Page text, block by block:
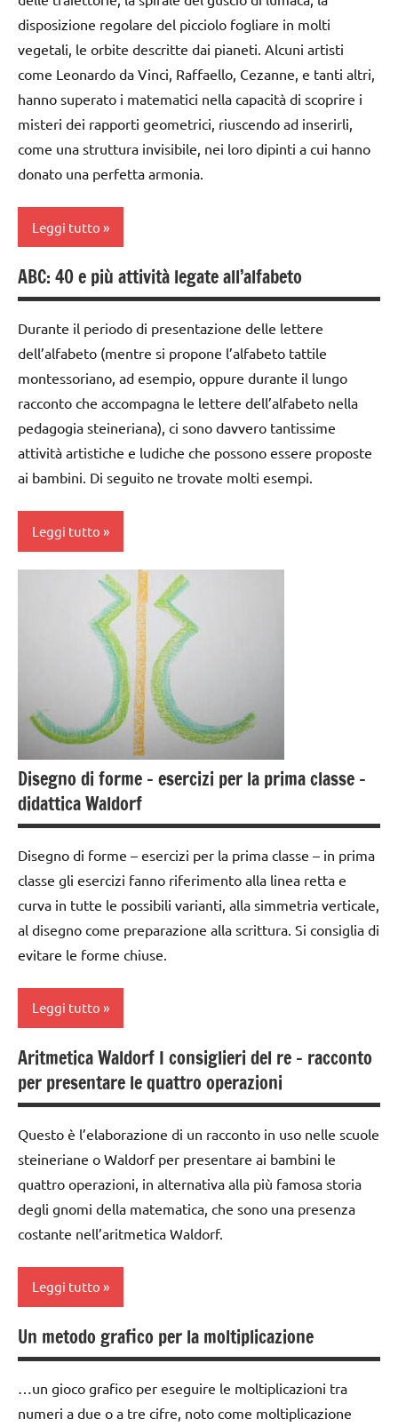
TUTTI GLI
ARGOMENTI
PER ETA'
TUTTI GLI
ARTICOLI
ARTICOLI
3 ai
6
anni
dai
6
anni
MONTESSORI
GUIDA
italiano
lettura e
scrittura
Montessori
LINGUAGGIO
MONTESSORI
materiale
didattico
Montessori
scrivere
leggere
TUTTI GLI
ARGOMENTI
PER ETA'
TUTTI GLI
ARTICOLI
disposizione regolare del picciolo fogliare in molti
vegetali, le orbite descritte dai pianeti. Alcuni artisti
come Leonardo da Vinci, Raffaello, Cezanne, e tanti altri,
hanno superato i matematici nella capacità di scoprire i
misteri dei rapporti geometrici, riuscendo ad inserirli,
come una struttura invisibile, nei loro dipinti a cui hanno
donato una perfetta armonia.
Leggi tutto
dai
6
anni
disegno
di
forme
Waldorf
GUIDA
DIDATTICA
TUTTI GLI
ARGOMENTI
PER ETA'
ABC: 40 e più attività legate all’alfabeto
Durante il periodo di presentazione delle lettere
dell’alfabeto (mentre si propone l’alfabeto tattile
montessoriano, ad esempio, oppure durante il lungo
racconto che accompagna le lettere dell’alfabeto nella
pedagogia steineriana), ci sono davvero tantissime
attività artistiche e ludiche che possono essere proposte
ai bambini. Di seguito ne trovate molti esempi.
Leggi tutto
GUIDA
DIDATTICA
MONTESSORI
GUIDA
WALDORF
lettura e
scrittura
Montessori
LINGUAGGIO
MONTESSORI
raccolte
di links
a tema
scrittura e
lettura
scrivere
e
TUTORIAL
ARGOMENTI
PER ETA'
TUTTI GLI
ARTICOLI
Disegno di forme – esercizi per la prima classe –
didattica Waldorf
Disegno di forme – esercizi per la prima classe – in prima
classe gli esercizi fanno riferimento alla linea retta e
curva in tutte le possibili varianti, alla simmetria verticale,
al disegno come preparazione alla scrittura. Si consiglia di
evitare le forme chiuse.
Leggi tutto
classe
1a
di
forme
Waldorf
GUIDA
DIDATTICA
TUTTI GLI
ARGOMENTI
PER ETA'
ARTICOLI
Aritmetica Waldorf I consiglieri del re – racconto
per presentare le quattro operazioni
Questo è l’elaborazione di un racconto in uso nelle scuole
steineriane o Waldorf per presentare ai bambini le
quattro operazioni, in alternativa alla più famosa storia
degli gnomi della matematica, che sono una presenza
costante nell’aritmetica Waldorf.
Leggi tutto
classe
1a
GUIDA
DIDATTICA
Un metodo grafico per la moltiplicazione
…un gioco grafico per eseguire le moltiplicazioni tra
numeri a due o a tre cifre, noto come moltiplicazione